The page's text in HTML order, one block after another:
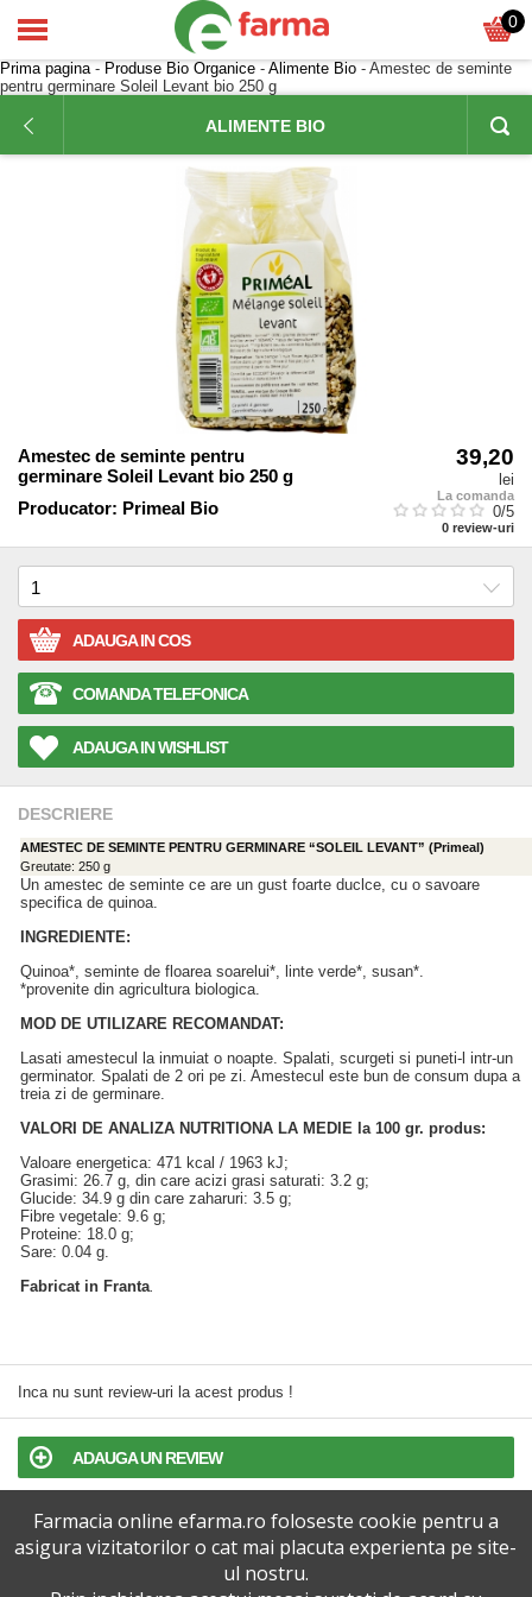
0
Prima pagina- Produse Bio Organice - Alimente Bio - Amestec de seminte
pentru germinare Soleil Levant bio 250 g
ALIMENTE BIO
Amestec de seminte pentru
germinare Soleil Levant bio 250 g
Producator: Primeal Bio
39,20
lei
La comanda
0/5
0 review-uri
ADAUGA IN COS
COMANDA TELEFONICA
ADAUGA IN WISHLIST
DESCRIERE
AMESTEC DE SEMINTE PENTRU GERMINARE “SOLEIL LEVANT” (Primeal)
Greutate: 250 g
Un amestec de seminte ce are un gust foarte duclce, cu o savoare
specifica de quinoa.
INGREDIENTE:
Quinoa*, seminte de floarea soarelui*, linte verde*, susan*.
*provenite din agricultura biologica.
MOD DE UTILIZARE RECOMANDAT:
Lasati amestecul la inmuiat o noapte. Spalati, scurgeti si puneti-l intr-un
germinator. Spalati de 2 ori pe zi. Amestecul este bun de consum dupa a
treia zi de germinare.
VALORI DE ANALIZA NUTRITIONA LA MEDIE la 100 gr. produs:
Valoare energetica: 471 kcal / 1963 kJ;
Grasimi: 26.7 g, din care acizi grasi saturati: 3.2 g;
Glucide: 34.9 g din care zaharuri: 3.5 g;
Fibre vegetale: 9.6 g;
Proteine: 18.0 g;
Sare: 0.04 g.
Fabricat in Franta.
Inca nu sunt review-uri la acest produs !
ADAUGA UN REVIEW
TERMENI SI CONDITII
POLITICA DE CONFIDENTIALITATE
Farmacia online efarma.ro foloseste cookie pentru a
asigura vizitatorilor o cat mai placuta experienta pe site-
ul nostru.